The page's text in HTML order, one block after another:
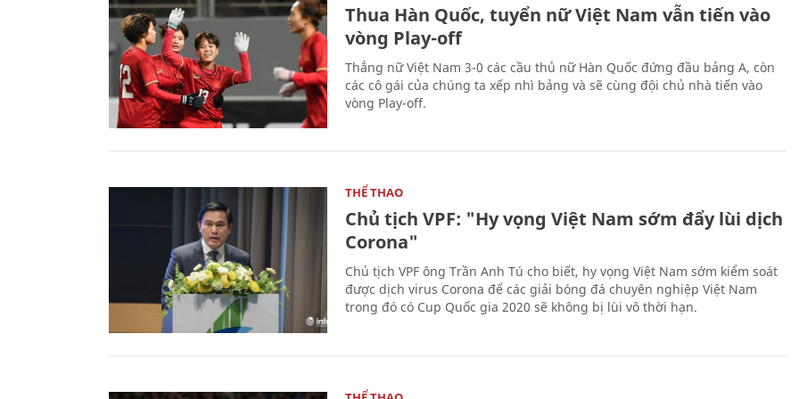
Thua Hàn Quốc, tuyển nữ Việt Nam vẫn tiến vào
vòng Play-off
Thắng nữ Việt Nam 3-0 các cầu thủ nữ Hàn Quốc đứng đầu bảng A, còn
các cô gái của chúng ta xếp nhì bảng và sẽ cùng đội chủ nhà tiến vào
vòng Play-off.
THỂ THAO
Chủ tịch VPF: "Hy vọng Việt Nam sớm đẩy lùi dịch
Corona"
Chủ tịch VPF ông Trần Anh Tú cho biết, hy vọng Việt Nam sớm kiểm soát
được dịch virus Corona để các giải bóng đá chuyên nghiệp Việt Nam
trong đó có Cup Quốc gia 2020 sẽ không bị lùi vô thời hạn.